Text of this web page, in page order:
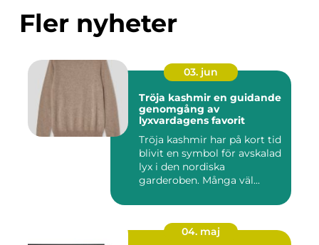
Fler nyheter
03. jun
Tröja kashmir en guidande
genomgång av
lyxvardagens favorit
Tröja kashmir har på kort tid
blivit en symbol för avskalad
lyx i den nordiska
garderoben. Många väl...
04. maj